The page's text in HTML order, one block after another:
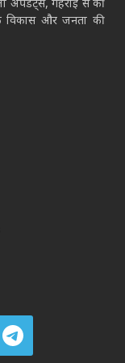
अपडेट्स, गहराई से की
विकास और जनता की